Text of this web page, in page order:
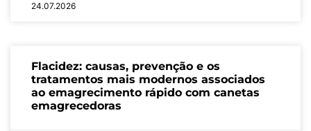
24.07.2026
Flacidez: causas, prevenção e os
tratamentos mais modernos associados
ao emagrecimento rápido com canetas
emagrecedoras